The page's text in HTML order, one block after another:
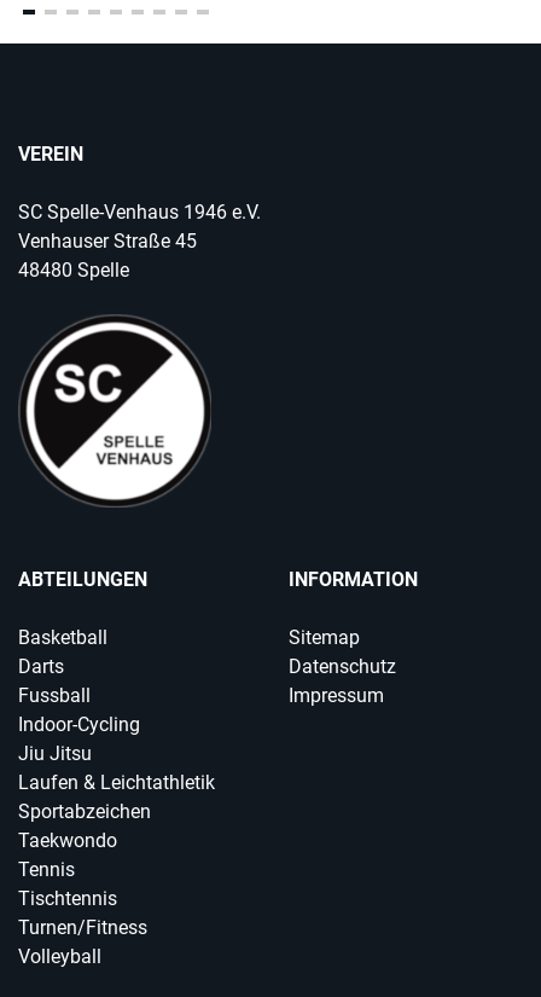
VEREIN
SC Spelle-Venhaus 1946 e.V.
Venhauser Straße 45
48480 Spelle
ABTEILUNGEN
Basketball
Darts
Fussball
Indoor-Cycling
Jiu Jitsu
Laufen & Leichtathletik
Sportabzeichen
Taekwondo
Tennis
Tischtennis
Turnen/Fitness
Volleyball
INFORMATION
Sitemap
Datenschutz
Impressum